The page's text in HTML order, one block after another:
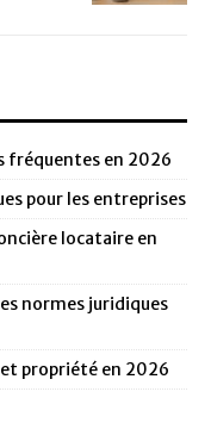
fréquentes en 2026
pour les entreprises
locataire en
normes juridiques
propriété en 2026